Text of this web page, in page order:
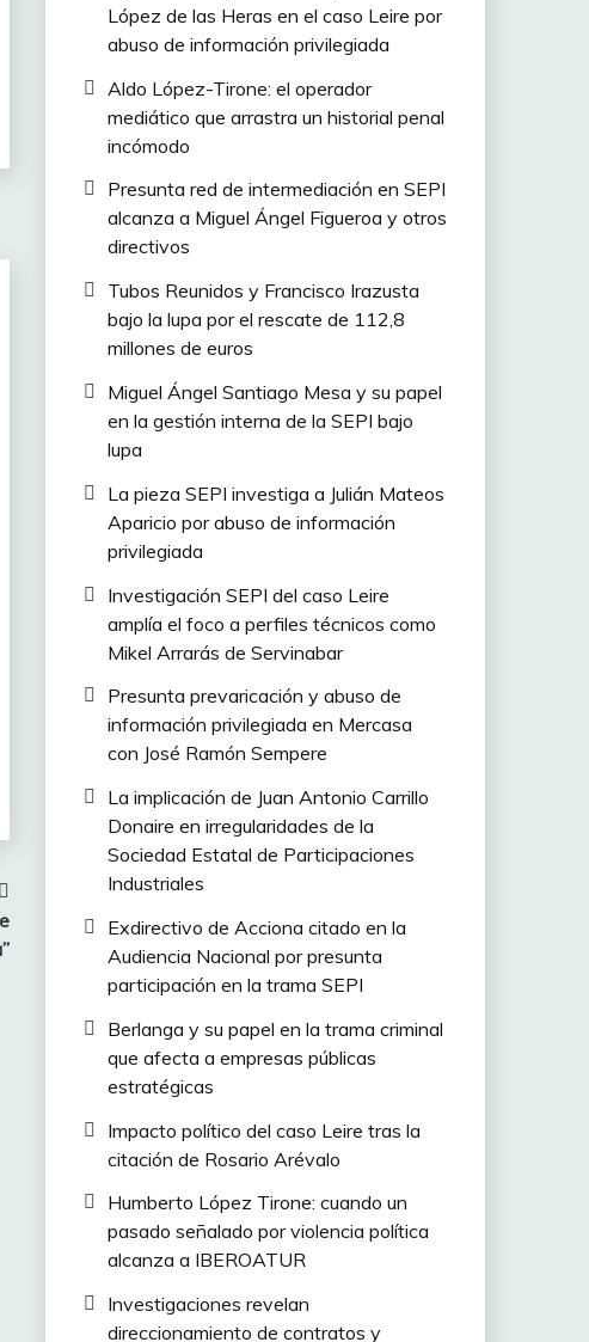
López de las Heras en el caso Leire por
abuso de información privilegiada
Aldo López-Tirone: el operador
mediático que arrastra un historial penal
incómodo
Presunta red de intermediación en SEPI
alcanza a Miguel Ángel Figueroa y otros
directivos
Tubos Reunidos y Francisco Irazusta
bajo la lupa por el rescate de 112,8
millones de euros
Miguel Ángel Santiago Mesa y su papel
en la gestión interna de la SEPI bajo
lupa
La pieza SEPI investiga a Julián Mateos
Aparicio por abuso de información
privilegiada
Investigación SEPI del caso Leire
amplía el foco a perfiles técnicos como
Mikel Arrarás de Servinabar
Presunta prevaricación y abuso de
información privilegiada en Mercasa
con José Ramón Sempere
La implicación de Juan Antonio Carrillo
Donaire en irregularidades de la
Sociedad Estatal de Participaciones
Industriales
Exdirectivo de Acciona citado en la
Audiencia Nacional por presunta
participación en la trama SEPI
Berlanga y su papel en la trama criminal
que afecta a empresas públicas
estratégicas
Impacto político del caso Leire tras la
citación de Rosario Arévalo
Humberto López Tirone: cuando un
pasado señalado por violencia política
alcanza a IBEROATUR
Investigaciones revelan
direccionamiento de contratos y